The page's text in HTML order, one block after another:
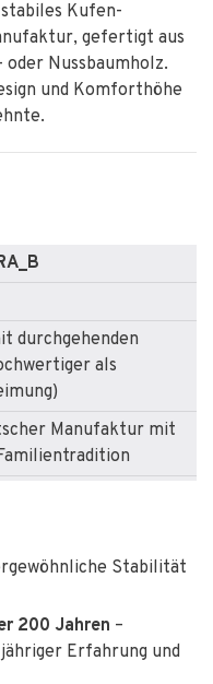
Kufen-
gefertigt aus
Nussbaumholz.
und Komforthöhe
durchgehenden
als
Manufaktur mit
oder lackiertStabilität
200 Jahren –
Erfahrung und